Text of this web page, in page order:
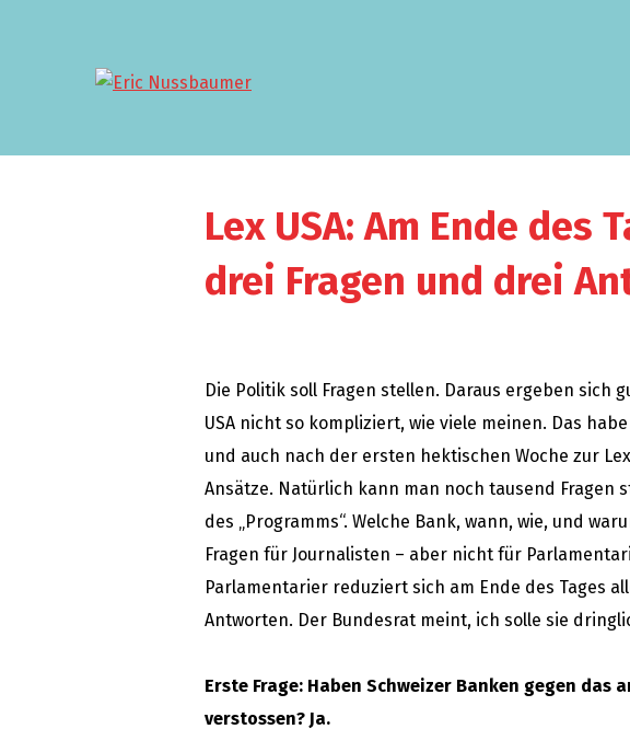
Lex USA: Am Ende des
drei Fragen und drei
Die Politik soll Fragen stellen. Daraus ergeben sich
USA nicht so kompliziert, wie viele meinen. Das
und auch nach der ersten hektischen Woche zur
Ansätze. Natürlich kann man noch tausend Fragen
des „Programms“. Welche Bank, wann, wie, und
Fragen für Journalisten – aber nicht für
Parlamentarier reduziert sich am Ende des Tages
Antworten. Der Bundesrat meint, ich solle sie
Erste Frage: Haben Schweizer Banken gegen das
verstossen? Ja.